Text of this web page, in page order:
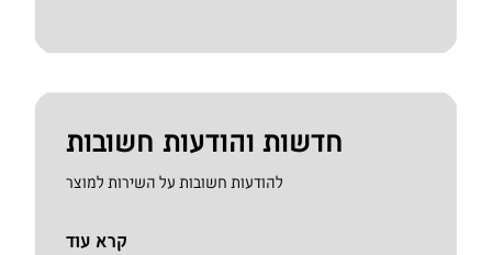
חדשות והודעות חשובות
להודעות חשובות על השירות למוצר
קרא עוד